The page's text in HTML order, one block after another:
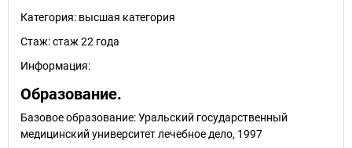
Категория: высшая категория
Стаж:стаж 22 года
Информация:
Образование.
Базовое образование: Уральский государственный
медицинский университет лечебное дело, 1997